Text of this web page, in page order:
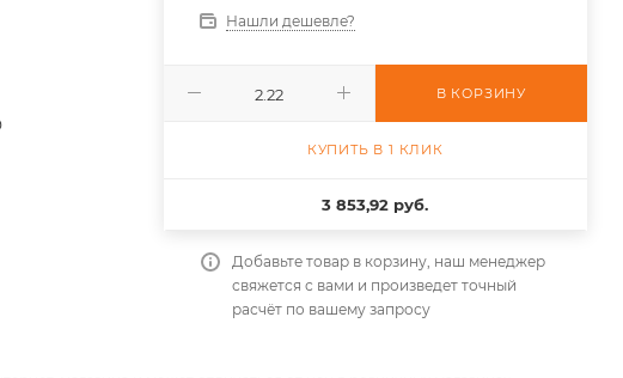
Нашли дешевле?
В КОРЗИНУ
КУПИТЬ В 1 КЛИК
3 853,92 руб.
Добавьте товар в корзину, наш менеджер
свяжется с вами и произведет точный
расчёт по вашему запросу